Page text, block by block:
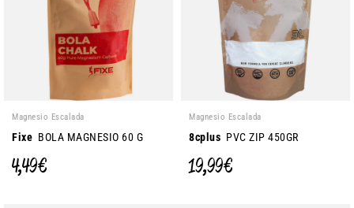
Magnesio Escalada
Fixe BOLA MAGNESIO 60 G
4,49 €
Magnesio Escalada
8cplus PVC ZIP 450GR
19,99 €